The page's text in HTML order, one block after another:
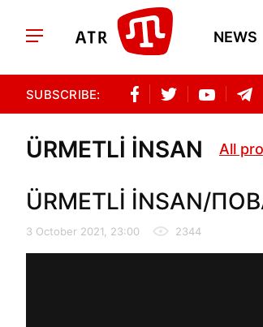
NEWS
SUBSCRIBE:
ÜRMETLİ İNSAN All
ÜRMETLİ İNSAN/
3 October 2021, 23:00 2344